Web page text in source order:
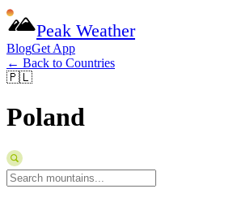
Peak Weather
BlogGet App
← Back to Countries
🇵🇱
Poland